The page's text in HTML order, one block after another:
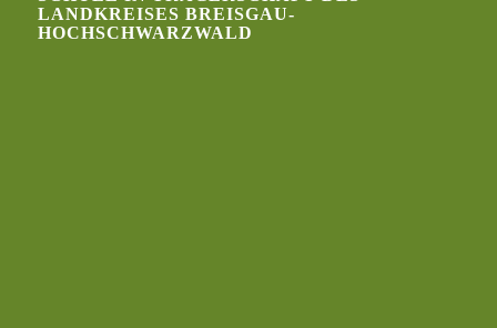
LANDKREISES BREISGAU-
HOCHSCHWARZWALD